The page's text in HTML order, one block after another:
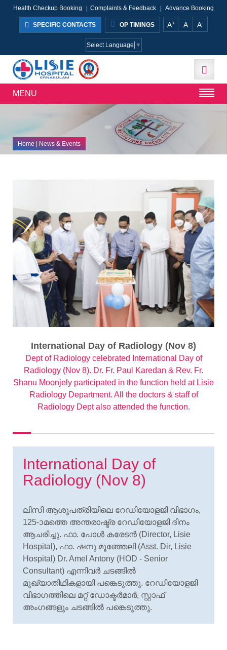
Health Checkup Booking Complaints & Feedback Advance Booking
SPECIFIC CONTACTS OP TIMINGS A+ A A-
Select Language ▼
MENU
Home| News & Events
International Day of Radiology (Nov 8)
Dept of Radiology celebrated International Day of
Radiology (Nov 8). Dr. Fr. Paul Karedan & Rev. Fr.
Shanu Moonjely participated in the function held at Lisie
Radiology Department. All the doctors & staff of
Radiology Dept also attended the function.
International Day of
Radiology (Nov 8)
ലിസി ആശുപത്രിയിലെ റേഡിയോളജി വിഭാഗം,
125-ᦱമത്തെ അന്തരാഷ്ട്ര റേഡിയോളജി ദിനം
ആചരിച്ചു. ഫാ. പോൾ കരേടൻ (Director, Lisie
Hospital), ഫാ. ഷനു മൂഞ്ഞേലി (Asst. Dir, Lisie
Hospital) Dr. Amel Antony (HOD - Senior
Consultant) എന്നിവർ ചടങ്ങിൽ
മുഖ്യാതിഥികളായി പങ്കെടുത്തു. റേഡിയോളജി
വിഭാഗത്തിലെ മറ്റ് ഡോക്ടർമാർ, സ്റ്റാഫ്
അംഗങ്ങളും ചടങ്ങിൽ പങ്കെടുത്തു.